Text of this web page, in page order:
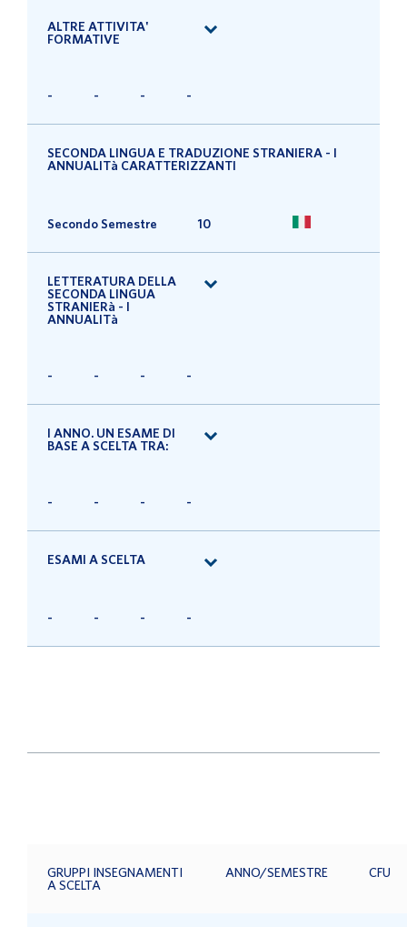
ALTRE ATTIVITA'
FORMATIVE
- - - -
SECONDA LINGUA E TRADUZIONE STRANIERA - I
ANNUALITà CARATTERIZZANTI
Secondo Semestre 10
LETTERATURA DELLA
SECONDA LINGUA
STRANIERà - I
ANNUALITà
- - - -
I ANNO. UN ESAME DI
BASE A SCELTA TRA:
- - - -
ESAMI A SCELTA
- - - -
GRUPPI INSEGNAMENTI
A SCELTA
ANNO/SEMESTRE CFU